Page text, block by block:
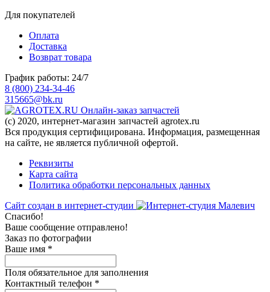
Для покупателей
Оплата
Доставка
Возврат товара
График работы: 24/7
8 (800) 234-34-46
315665@bk.ru
Онлайн-заказ запчастей
(c) 2020, интернет-магазин запчастей agrotex.ru
Вся продукция сертифицирована. Информация, размещенная
на сайте, не является публичной офертой.
Реквизиты
Карта сайта
Политика обработки персональных данных
Сайт создан в интернет-студии
Спасибо!
Ваше сообщение отправлено!
Заказ по фотографии
Ваше имя *
Поля обязательное для заполнения
Контактный телефон *